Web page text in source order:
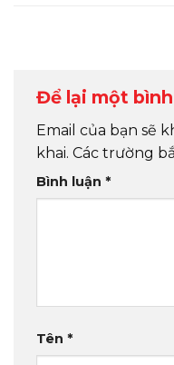
Để lại một
Email của bạn sẽ
khai. Các trường
Bình luận *
Tên *